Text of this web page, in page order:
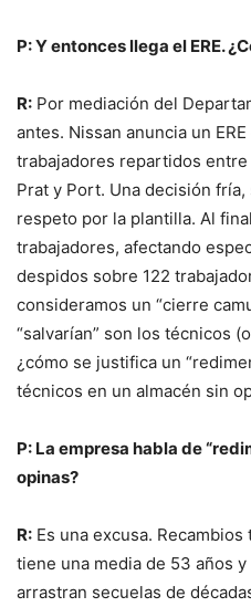
P: Y entonces llega el ERE.
R: Por mediación del
antes. Nissan anuncia un
trabajadores repartidos entre
Prat y Port. Una decisión
respeto por la plantilla. Al
trabajadores, afectando
despidos sobre 122
consideramos un “cierre
“salvarían” son los técnicos
¿cómo se justifica un
técnicos en un almacén sin
P: La empresa habla de
opinas?
R: Es una excusa.
tiene una media de 53 años
arrastran secuelas de